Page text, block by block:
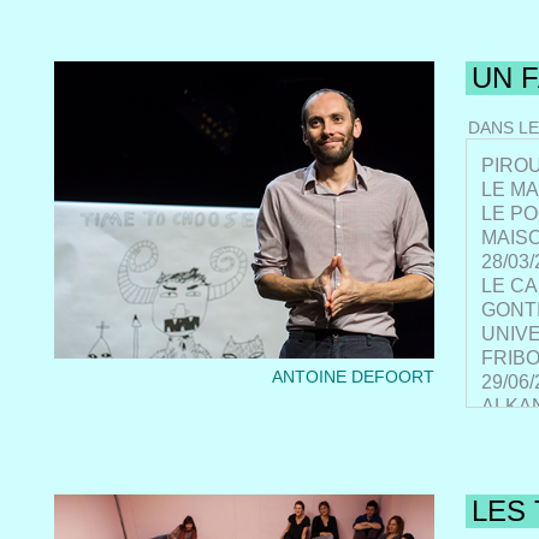
ANTOINE DEFOORT
UN
DANS
LE
LE
28/
LE
29/
LE
LES